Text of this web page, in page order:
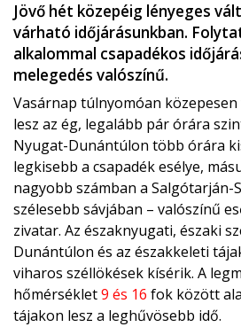
Jövő hét közepéig lényeges
várható időjárásunkban.
alkalommal csapadékos
melegedés valószínű.
Vasárnap túlnyomóan
lesz az ég, legalább pár órára
Nyugat-Dunántúlon több órára
legkisebb a csapadék esélye,
nagyobb számban a Salgótarján-
szélesebb sávjában – valószínű
zivatar. Az északnyugati, északi
Dunántúlon és az északkeleti
viharos széllökések kísérik. A
hőmérséklet9 és 16 fok között
tájakon lesz a leghűvösebb idő.